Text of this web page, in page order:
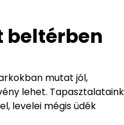
beltérben
mutat jól,
lehet. Tapasztalataink
levelei mégis üdék